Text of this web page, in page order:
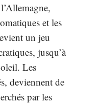
et les
un jeu
jusqu’à
Les
deviennent de
par les